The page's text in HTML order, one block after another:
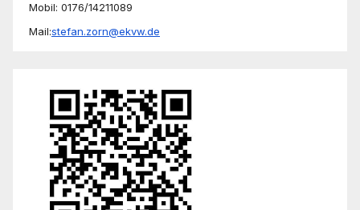
Mobil: 0176/14211089
Mail:stefan.zorn@ekvw.de